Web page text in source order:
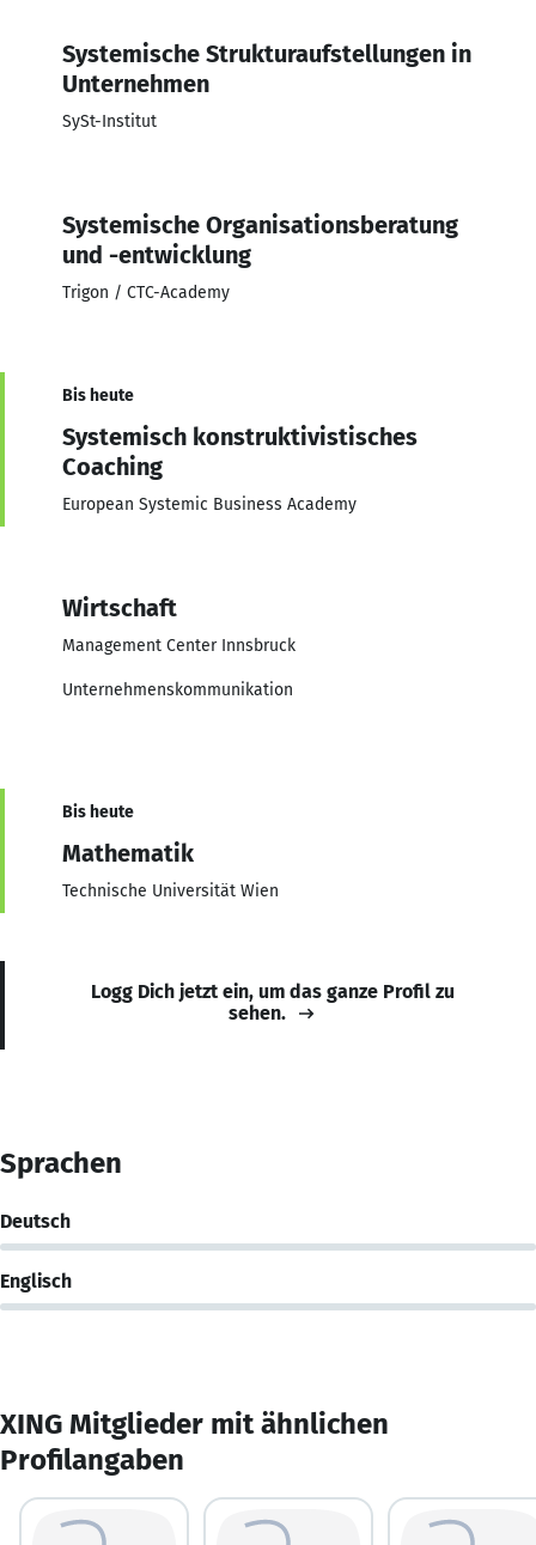
Systemische Strukturaufstellungen in
Unternehmen
SySt-Institut
Systemische Organisationsberatung
und -entwicklung
Trigon / CTC-Academy
Bis heute
Systemisch konstruktivistisches
Coaching
European Systemic Business Academy
Wirtschaft
Management Center Innsbruck
Unternehmenskommunikation
Bis heute
Mathematik
Technische Universität Wien
Logg Dich jetzt ein, um das ganze Profil zu
sehen.
Sprachen
Deutsch
Englisch
XING Mitglieder mit ähnlichen
Profilangaben